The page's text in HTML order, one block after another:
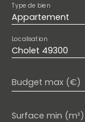
Appartement
Type de bien
Cholet 49300
Localisation
Budget max (€)
Surface min (m²)